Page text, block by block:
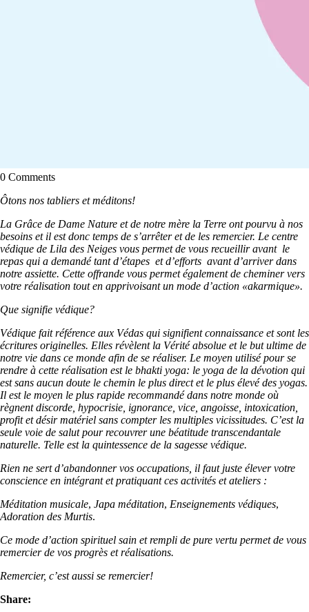
0 Comments
Ôtons nos tabliers et méditons!
La Grâce de Dame Nature et de notre mère la Terre ont pourvu à nos
besoins et il est donc temps de s’arrêter et de les remercier. Le centre
védique de Lila des Neiges vous permet de vous recueillir avant le
repas qui a demandé tant d’étapes et d’efforts avant d’arriver dans
notre assiette. Cette offrande vous permet également de cheminer vers
votre réalisation tout en apprivoisant un mode d’action «akarmique».
Que signifie védique?
Védique fait référence aux Védas qui signifient connaissance et sont les
écritures originelles. Elles révèlent la Vérité absolue et le but ultime de
notre vie dans ce monde afin de se réaliser. Le moyen utilisé pour se
rendre à cette réalisation est le bhakti yoga: le yoga de la dévotion qui
est sans aucun doute le chemin le plus direct et le plus élevé des yogas.
Il est le moyen le plus rapide recommandé dans notre monde où
règnent discorde, hypocrisie, ignorance, vice, angoisse, intoxication,
profit et désir matériel sans compter les multiples vicissitudes. C’est la
seule voie de salut pour recouvrer une béatitude transcendantale
naturelle. Telle est la quintessence de la sagesse védique.
Rien ne sert d’abandonner vos occupations, il faut juste élever votre
conscience en intégrant et pratiquant ces activités et ateliers :
Méditation musicale, Japa méditation, Enseignements védiques,
Adoration des Murtis.
Ce mode d’action spirituel sain et rempli de pure vertu permet de vous
remercier de vos progrès et réalisations.
Remercier, c’est aussi se remercier!
Share: